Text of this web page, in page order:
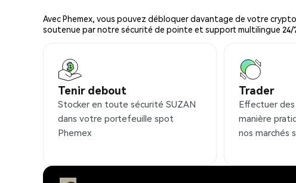
Avec Phemex, vous pouvez débloquer davantage de votre
soutenue par notre sécurité de pointe et support multilingue 24/
Tenir debout
Stocker en toute sécurité SUZAN
dans votre portefeuille spot
Phemex
Trader
Effectuer
manière
nos marchés